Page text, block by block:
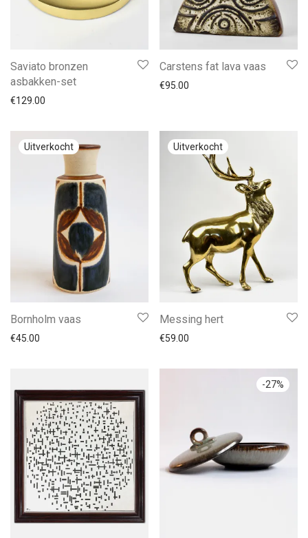
Saviato bronzen
asbakken-set
€129.00
Carstens fat lava vaas
€95.00
Bornholm vaas
€45.00
Messing hert
€59.00
-27%